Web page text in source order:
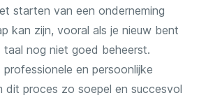
starten van een onderneming
kan zijn, vooral als je nieuw bent
taal nog niet goed beheerst.
en persoonlijke
dit proces zo soepel en succesvol